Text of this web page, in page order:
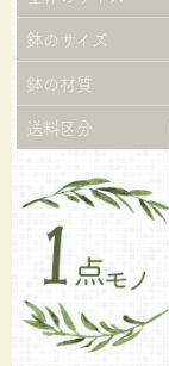
鉢のサイズ
鉢の材質
送料区分